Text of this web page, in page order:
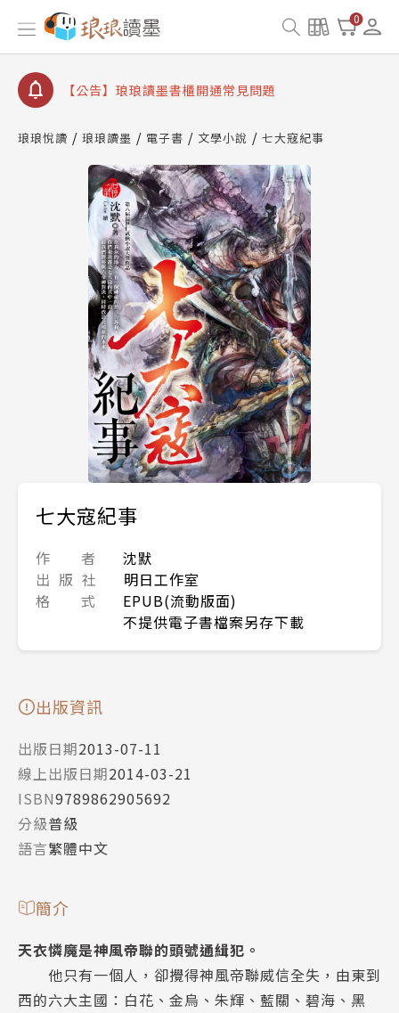
0
【公告】因 Readmoo 讀墨系統維護中，本站同步暫
停部分閱讀服務
【公告】琅琅讀墨數位閱讀資產合併與書櫃開通申請
【公告】琅琅讀墨書櫃開通常見問題
請圖文教學
查詢
【公告】因 Readmoo 讀墨系統維護中，本站同步暫
停部分閱讀服務
琅琅悅讀 琅琅讀墨 電子書 文學小說 七大寇紀事
七大寇紀事
作 者
沈默
出 版 社
明日工作室
格 式
EPUB(流動版面)
不提供電子書檔案另存下載
出版資訊
出版日期2013-07-11
線上出版日期2014-03-21
ISBN9789862905692
分級普級
語言繁體中文
簡介
天衣憐魔是神風帝聯的頭號通緝犯。
他只有一個人，卻攪得神風帝聯威信全失，由東到
西的六大主國：白花、金烏、朱輝、藍關、碧海、黑